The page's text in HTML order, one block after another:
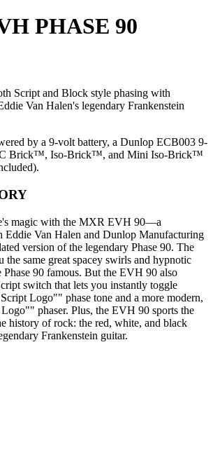
PHASE 90
Script and Block style phasing with
Van Halen's legendary Frankenstein
by a 9-volt battery, a Dunlop ECB003 9-
Brick™, Iso-Brick™, and Mini Iso-Brick™
magic with the MXR EVH 90—a
Eddie Van Halen and Dunlop Manufacturing
version of the legendary Phase 90. The
same great spacey swirls and hypnotic
Phase 90 famous. But the EVH 90 also
switch that lets you instantly toggle
Logo"" phase tone and a more modern,
phaser. Plus, the EVH 90 sports the
history of rock: the red, white, and black
Frankenstein guitar.